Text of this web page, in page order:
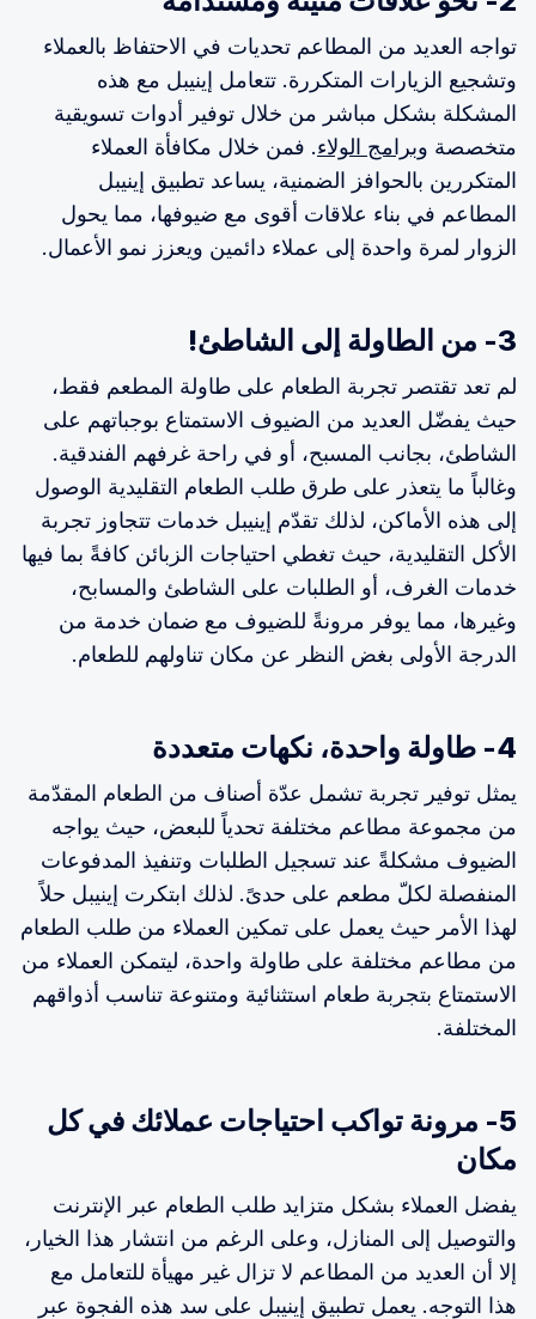
تواجه العديد من المطاعم تحديات في الاحتفاظ بالعملاء
وتشجيع الزيارات المتكررة. تتعامل إينيبل مع هذه
المشكلة بشكل مباشر من خلال توفير أدوات تسويقية
متخصصة وبرامج الولاء. فمن خلال مكافأة العملاء
المتكررين بالحوافز الضمنية، يساعد تطبيق إينيبل
المطاعم في بناء علاقات أقوى مع ضيوفها، مما يحول
الزوار لمرة واحدة إلى عملاء دائمين ويعزز نمو الأعمال.
3- من الطاولة إلى الشاطئ!
لم تعد تقتصر تجربة الطعام على طاولة المطعم فقط،
حيث يفضّل العديد من الضيوف الاستمتاع بوجباتهم على
الشاطئ، بجانب المسبح، أو في راحة غرفهم الفندقية.
وغالباً ما يتعذر على طرق طلب الطعام التقليدية الوصول
إلى هذه الأماكن، لذلك تقدّم إينيبل خدمات تتجاوز تجربة
الأكل التقليدية، حيث تغطي احتياجات الزبائن كافةً بما فيها
خدمات الغرف، أو الطلبات على الشاطئ والمسابح،
وغيرها، مما يوفر مرونةً للضيوف مع ضمان خدمة من
الدرجة الأولى بغض النظر عن مكان تناولهم للطعام.
4- طاولة واحدة، نكهات متعددة
يمثل توفير تجربة تشمل عدّة أصناف من الطعام المقدّمة
من مجموعة مطاعم مختلفة تحدياً للبعض، حيث يواجه
الضيوف مشكلةً عند تسجيل الطلبات وتنفيذ المدفوعات
المنفصلة لكلّ مطعم على حدىً. لذلك ابتكرت إينيبل حلاً
لهذا الأمر حيث يعمل على تمكين العملاء من طلب الطعام
من مطاعم مختلفة على طاولة واحدة، ليتمكن العملاء من
الاستمتاع بتجربة طعام استثنائية ومتنوعة تناسب أذواقهم
المختلفة.
5- مرونة تواكب احتياجات عملائك في كل
مكان
يفضل العملاء بشكل متزايد طلب الطعام عبر الإنترنت
والتوصيل إلى المنازل، وعلى الرغم من انتشار هذا الخيار،
إلا أن العديد من المطاعم لا تزال غير مهيأة للتعامل مع
هذا التوجه. يعمل تطبيق إينيبل على سد هذه الفجوة عبر